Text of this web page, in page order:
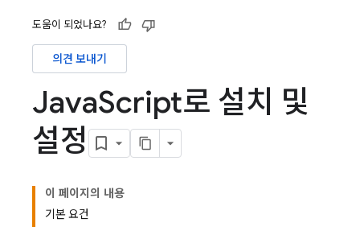
도움이 되었나요?
의견 보내기
JavaScript로 설치 및
설정
이 페이지의 내용
기본 요건